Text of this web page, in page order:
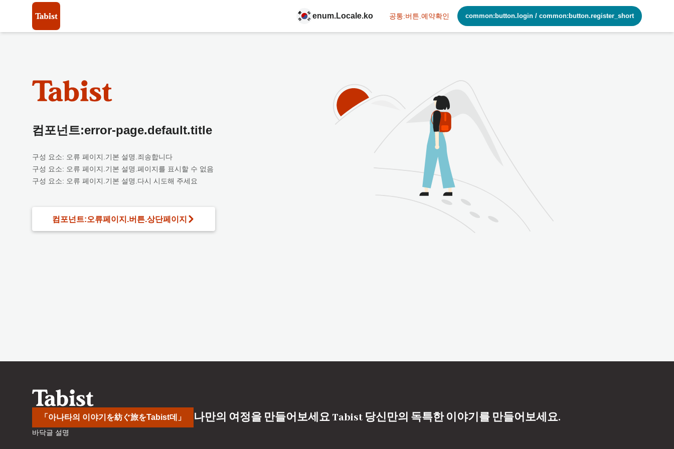
enum.Locale.ko 공통:버튼.예약확인 common:button.login / common:button.register_short
컴포넌트:error-page.default.title
구성 요소: 오류 페이지.기본 설명.죄송합니다
구성 요소: 오류 페이지.기본 설명.페이지를 표시할 수 없음
구성 요소: 오류 페이지.기본 설명.다시 시도해 주세요
컴포넌트:오류페이지.버튼.상단페이지
「아나타의 이야기を紡ぐ旅をTabist데」 나만의 여정을 만들어보세요 Tabist 당신만의 독특한 이야기를 만들어보세요.
바닥글 설명